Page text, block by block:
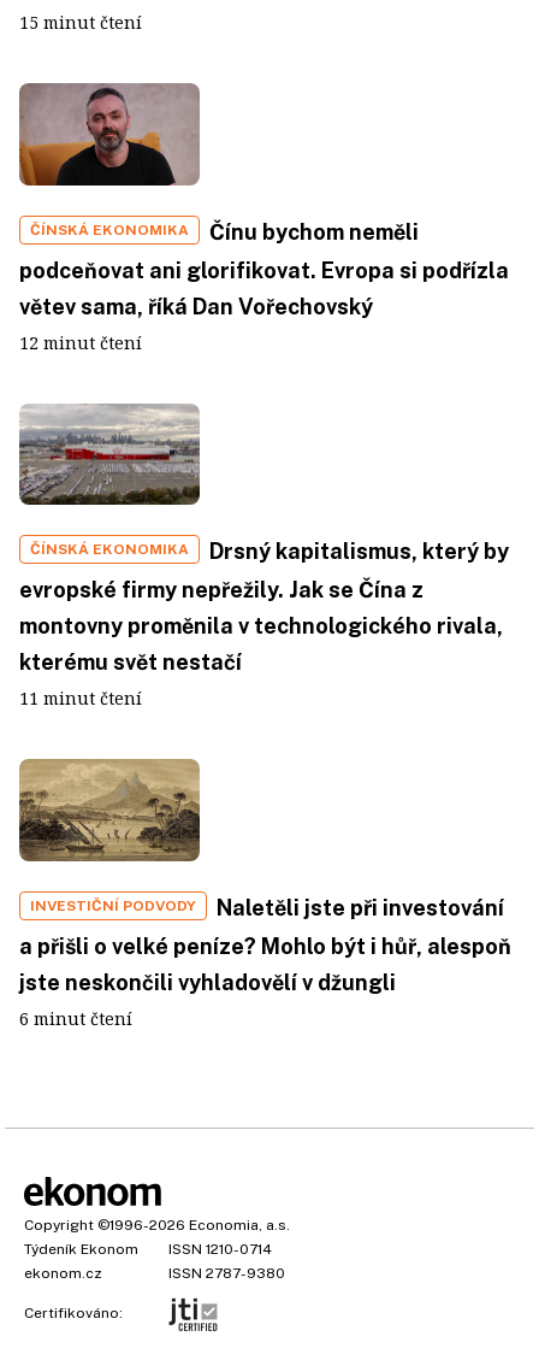
15 minut čtení
ČÍNSKÁ EKONOMIKA
Čínu bychom neměli
podceňovat ani glorifikovat. Evropa si podřízla
větev sama, říká Dan Vořechovský
12 minut čtení
ČÍNSKÁ EKONOMIKA
Drsný kapitalismus, který by
evropské firmy nepřežily. Jak se Čína z
montovny proměnila v technologického rivala,
kterému svět nestačí
11 minut čtení
INVESTIČNÍ PODVODY
Naletěli jste při investování
a přišli o velké peníze? Mohlo být i hůř, alespoň
jste neskončili vyhladovělí v džungli
6 minut čtení
Copyright ©1996-2026 Economia, a.s.
Týdeník Ekonom
ISSN 1210-0714
ekonom.cz
ISSN 2787-9380
Certifikováno: